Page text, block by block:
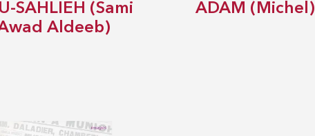
SAHLIEH (Sami
Aldeeb)
ADAM (Michel)